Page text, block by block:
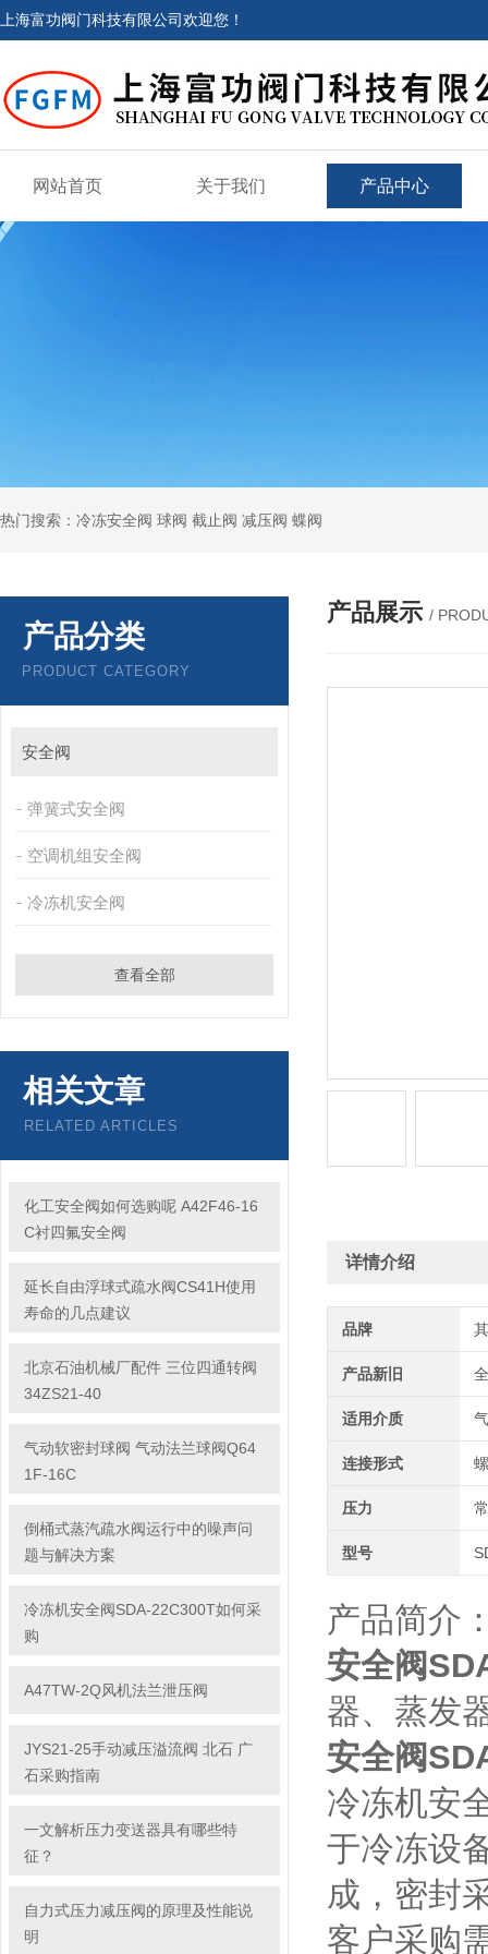
上海富功阀门科技有限公司欢迎您！
网站首页 关于我们 产品中心
热门搜索：冷冻安全阀 球阀 截止阀 减压阀 蝶阀
产品分类
PRODUCT CATEGORY
安全阀
弹簧式安全阀
空调机组安全阀
冷冻机安全阀
查看全部
相关文章
RELATED ARTICLES
化工安全阀如何选购呢 A42F46-16
C衬四氟安全阀
延长自由浮球式疏水阀CS41H使用
寿命的几点建议
北京石油机械厂配件 三位四通转阀
34ZS21-40
气动软密封球阀 气动法兰球阀Q64
1F-16C
倒桶式蒸汽疏水阀运行中的噪声问
题与解决方案
冷冻机安全阀SDA-22C300T如何采
购
A47TW-2Q风机法兰泄压阀
JYS21-25手动减压溢流阀 北石 广
石采购指南
一文解析压力变送器具有哪些特
征？
自力式压力减压阀的原理及性能说
明
产品展示 /
详情介绍
品牌
产品新旧
适用介质
连接形式
压力
型号
产品简介
安全阀
器、蒸发
安全阀
冷冻机安
于冷冻设
成，密封
客户采购